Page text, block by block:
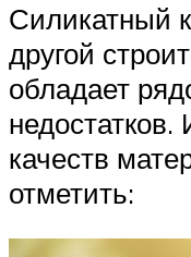
Силикатный
другой
обладает
качеств
отметить: